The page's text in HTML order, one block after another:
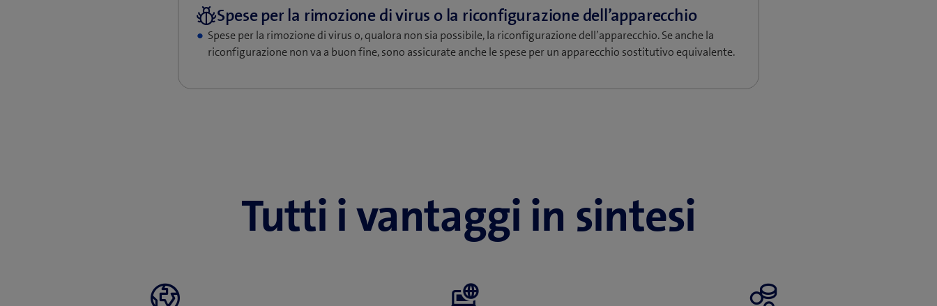
Spese per la rimozione di virus o, qualora non sia possibile, la riconfigurazione dell’apparecchio. Se anche la
riconfigurazione non va a buon fine, sono assicurate anche le spese per un apparecchio sostitutivo equivalente.
Tutti i vantaggi in sintesi